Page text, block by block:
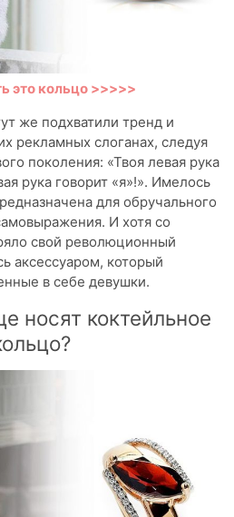
это кольцо >>>>>
же подхватили тренд и
рекламных слоганах, следуя
поколения: «Твоя левая рука
рука говорит «я»!». Имелось
для обручального
И хотя со
свой революционный
аксессуаром, который
в себе девушки.
носят коктейльное